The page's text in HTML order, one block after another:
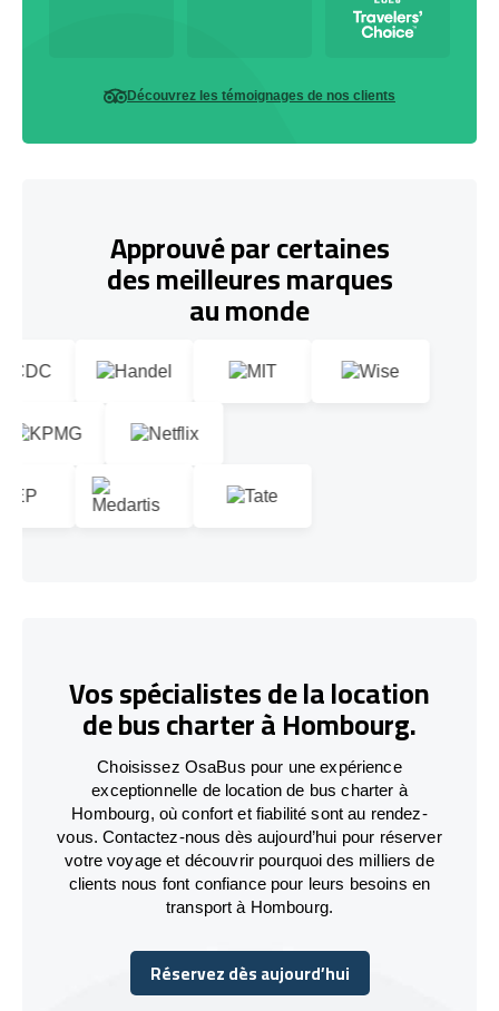
Découvrez les témoignages de nos clients
Approuvé par certaines
des meilleures marques
au monde
Vos spécialistes de la location
de bus charter à Hombourg.
Choisissez OsaBus pour une expérience
exceptionnelle de location de bus charter à
Hombourg, où confort et fiabilité sont au rendez-
vous. Contactez-nous dès aujourd’hui pour réserver
votre voyage et découvrir pourquoi des milliers de
clients nous font confiance pour leurs besoins en
transport à Hombourg.
Réservez dès aujourd’hui
Réservez dès aujourd’hui